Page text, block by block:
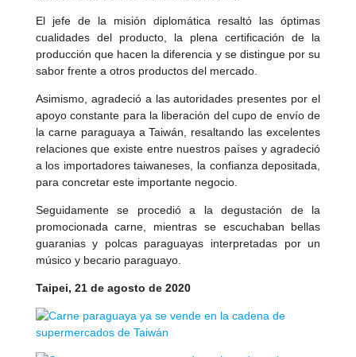
El jefe de la misión diplomática resaltó las óptimas
cualidades del producto, la plena certificación de la
producción que hacen la diferencia y se distingue por su
sabor frente a otros productos del mercado.
Asimismo, agradeció a las autoridades presentes por el
apoyo constante para la liberación del cupo de envío de
la carne paraguaya a Taiwán, resaltando las excelentes
relaciones que existe entre nuestros países y agradeció
a los importadores taiwaneses, la confianza depositada,
para concretar este importante negocio.
Seguidamente se procedió a la degustación de la
promocionada carne, mientras se escuchaban bellas
guaranias y polcas paraguayas interpretadas por un
músico y becario paraguayo.
Taipei, 21 de agosto de 2020